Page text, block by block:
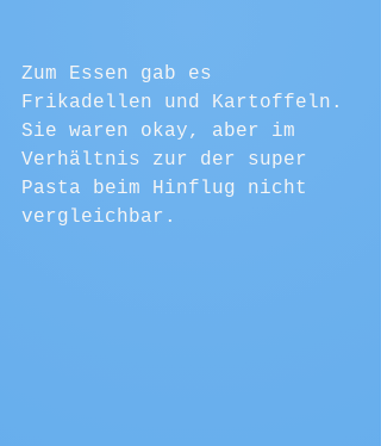
Zum Essen gab es
Frikadellen und Kartoffeln.
Sie waren okay, aber im
Verhältnis zur der super
Pasta beim Hinflug nicht
vergleichbar.